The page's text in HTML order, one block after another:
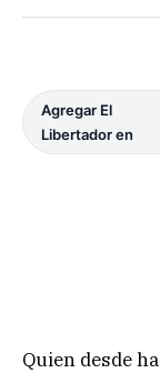
Agregar El
Libertador en
Quien desde